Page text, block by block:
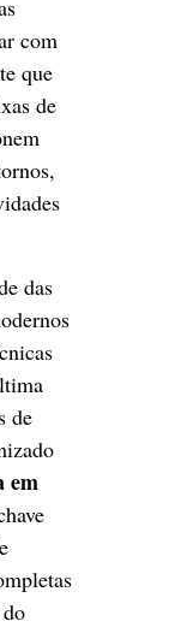
com
que
de
das
de
em